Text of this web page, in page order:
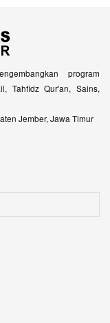
program
Tahfidz Qur'an, Sains,
Jember, Jawa Timur